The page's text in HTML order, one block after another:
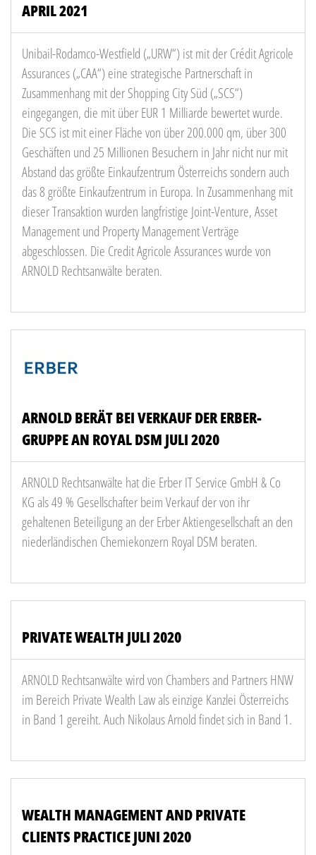
APRIL 2021
Unibail-Rodamco-Westfield („URW“) ist mit der Crédit Agricole
Assurances („CAA“) eine strategische Partnerschaft in
Zusammenhang mit der Shopping City Süd („SCS“)
eingegangen, die mit über EUR 1 Milliarde bewertet wurde.
Die SCS ist mit einer Fläche von über 200.000 qm, über 300
Geschäften und 25 Millionen Besuchern in Jahr nicht nur mit
Abstand das größte Einkaufzentrum Österreichs sondern auch
das 8 größte Einkaufzentrum in Europa. In Zusammenhang mit
dieser Transaktion wurden langfristige Joint-Venture, Asset
Management und Property Management Verträge
abgeschlossen. Die Credit Agricole Assurances wurde von
ARNOLD Rechtsanwälte beraten.
ARNOLD BERÄT BEI VERKAUF DER ERBER-
GRUPPE AN ROYAL DSM JULI 2020
ARNOLD Rechtsanwälte hat die Erber IT Service GmbH & Co
KG als 49 % Gesellschafter beim Verkauf der von ihr
gehaltenen Beteiligung an der Erber Aktiengesellschaft an den
niederländischen Chemiekonzern Royal DSM beraten.
PRIVATE WEALTH JULI 2020
ARNOLD Rechtsanwälte wird von Chambers and Partners HNW
im Bereich Private Wealth Law als einzige Kanzlei Österreichs
in Band 1 gereiht. Auch Nikolaus Arnold findet sich in Band 1.
WEALTH MANAGEMENT AND PRIVATE
CLIENTS PRACTICE JUNI 2020